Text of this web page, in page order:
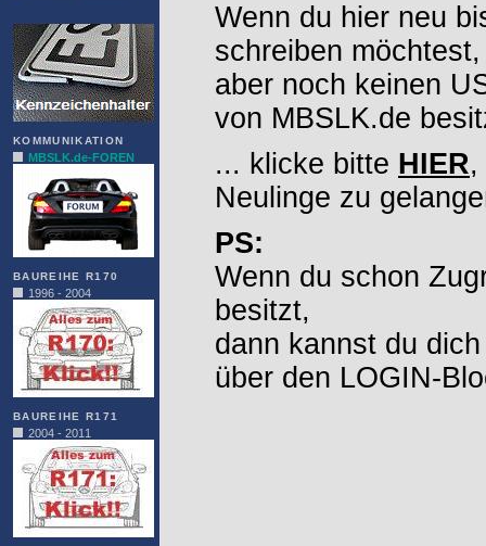
KOMMUNIKATION
MBSLK.de-FOREN
BAUREIHE R170
1996 - 2004
BAUREIHE R171
2004 - 2011
Wenn du hier neu
schreiben möchtest,
aber noch keinen
von MBSLK.de
... klicke bitte HIER,
Neulinge zu
PS:
Wenn du schon
besitzt,
dann kannst du
über den LOGIN-